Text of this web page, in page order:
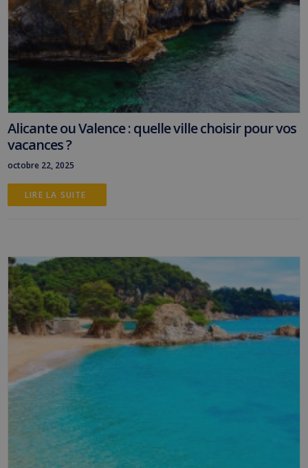
Alicante ou Valence : quelle ville choisir pour vos
vacances ?
octobre 22, 2025
LIRE LA SUITE